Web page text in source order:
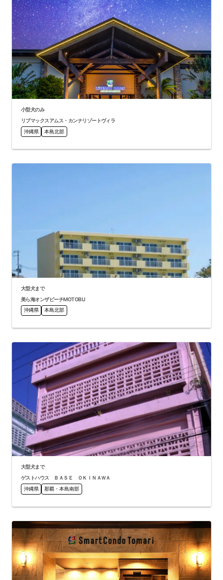
小型犬のみ
リブマックスアムス・カンナリゾートヴィラ
沖縄県
本島北部
大型犬まで
美ら海オンザビーチMOTOBU
沖縄県
本島北部
大型犬まで
ゲストハウス ＢＡＳＥ ＯＫＩＮＡＷＡ
沖縄県
那覇・本島南部